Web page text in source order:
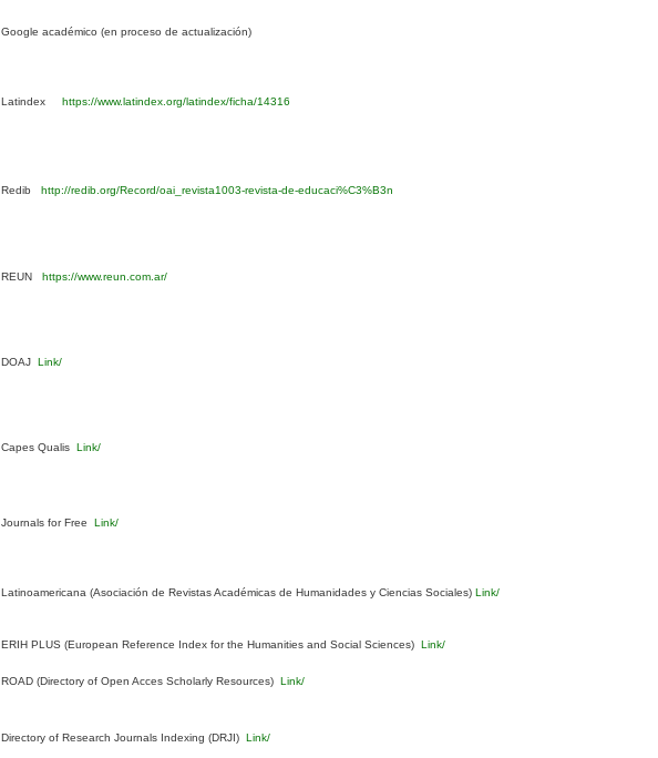
Google académico (en proceso de actualización)
Latindex https://www.latindex.org/latindex/ficha/14316
Redib http://redib.org/Record/oai_revista1003-revista-de-educaci%C3%B3n
REUN https://www.reun.com.ar/
DOAJ Link/
Capes Qualis Link/
Journals for Free Link/
Latinoamericana (Asociación de Revistas Académicas de Humanidades y Ciencias Sociales)Link/
ERIH PLUS (European Reference Index for the Humanities and Social Sciences) Link/
ROAD (Directory of Open Acces Scholarly Resources) Link/
Directory of Research Journals Indexing (DRJI) Link/